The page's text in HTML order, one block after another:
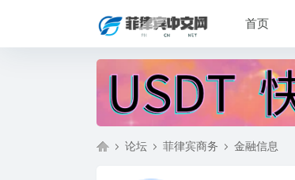
首页
论坛 菲律宾商务 金融信息